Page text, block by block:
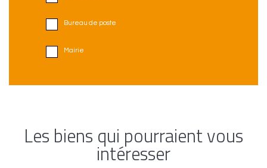
Bureau de poste
Mairie
Les biens qui pourraient vous
intéresser